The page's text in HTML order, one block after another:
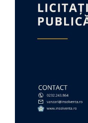
Larger